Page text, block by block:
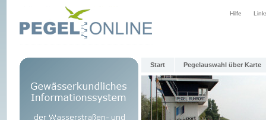
Hilfe
Start Pegelauswahl über Karte